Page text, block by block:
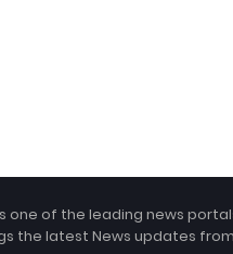
one of the leading news
the latest News updates